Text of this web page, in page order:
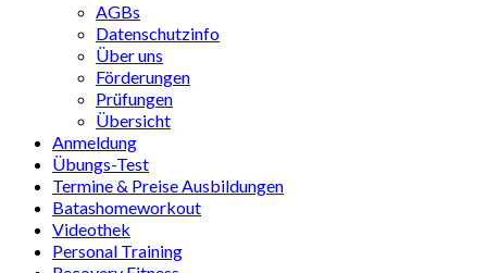
AGBs
Datenschutzinfo
Über uns
Förderungen
Prüfungen
Übersicht
Anmeldung
Übungs-Test
Termine & Preise Ausbildungen
Batashomeworkout
Videothek
Personal Training